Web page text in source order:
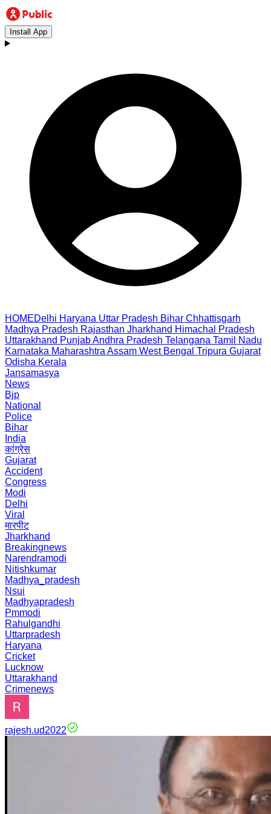
Install App
HOMEDelhi Haryana Uttar Pradesh Bihar Chhattisgarh
Madhya Pradesh Rajasthan Jharkhand Himachal Pradesh
Uttarakhand PunjabAndhra Pradesh Telangana Tamil Nadu
Karnataka Maharashtra Assam West Bengal Tripura Gujarat
Odisha Kerala
Jansamasya
News
Bjp
National
Police
Bihar
India
कांग्रेस
Gujarat
Accident
Congress
Modi
Delhi
Viral
मारपीट
Jharkhand
Breakingnews
Narendramodi
Nitishkumar
Madhya_pradesh
Nsui
Madhyapradesh
Pmmodi
Rahulgandhi
Uttarpradesh
Haryana
Cricket
Lucknow
Uttarakhand
Crimenews
rajesh.ud2022